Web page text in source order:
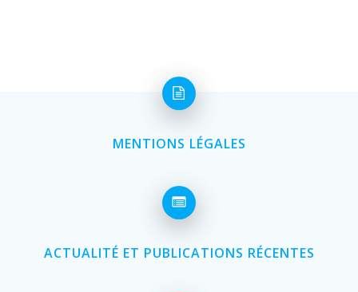
MENTIONS LÉGALES
ACTUALITÉ ET PUBLICATIONS RÉCENTES